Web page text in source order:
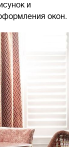
и
окон.